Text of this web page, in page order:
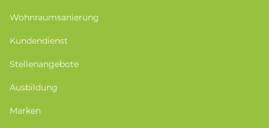
Wohnraumsanierung
Kundendienst
Stellenangebote
Ausbildung
Marken